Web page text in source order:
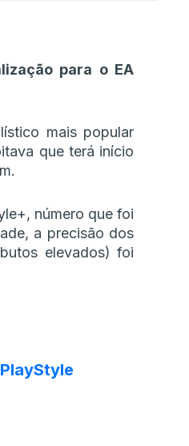
para o EA
mais popular
que terá início
número que foi
a precisão dos
elevados) foi